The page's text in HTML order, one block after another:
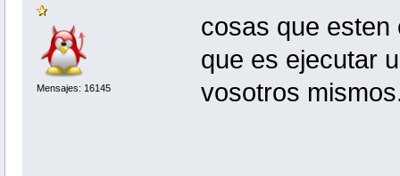
Mensajes: 16145
cosas que esten
que es ejecutar
vosotros